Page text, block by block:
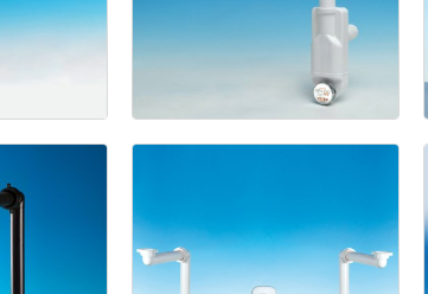
Spazio
NT